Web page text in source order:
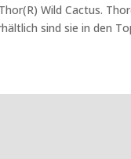
Wild Cactus.
sind sie in den